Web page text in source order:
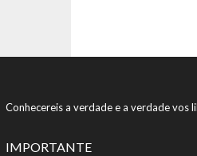
Conhecereis a verdade e a verdade vos
IMPORTANTE